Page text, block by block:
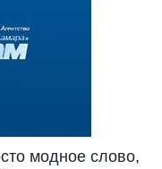
модное слово,